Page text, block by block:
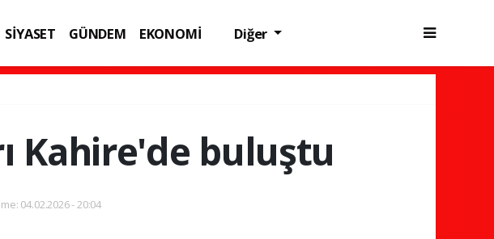
SİYASET GÜNDEM
EKONOMİ
Diğer
Kahire'de buluştu
04.02.2026 - 20:04